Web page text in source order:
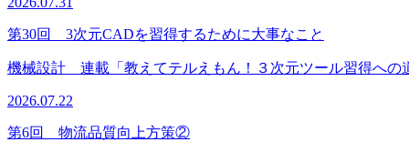
第30回 3次元CADを習得するために大事なこと
機械設計 連載「教えてテルえもん！３次元ツール習得への
2026.07.22
第6回 物流品質向上方策②